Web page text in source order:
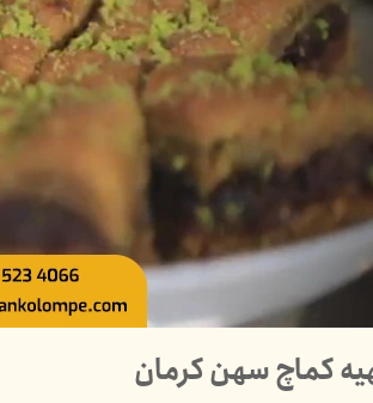
کماچ سهن کرمان